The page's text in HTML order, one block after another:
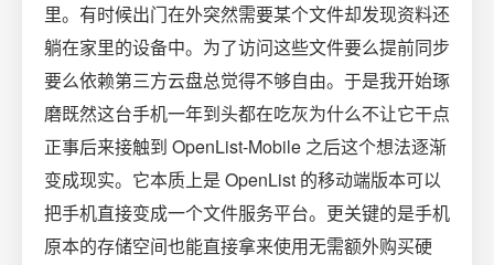
里。有时候出门在外突然需要某个文件却发现资料还
躺在家里的设备中。为了访问这些文件要么提前同步
要么依赖第三方云盘总觉得不够自由。于是我开始琢
磨既然这台手机一年到头都在吃灰为什么不让它干点
正事后来接触到 OpenList-Mobile 之后这个想法逐渐
变成现实。它本质上是 OpenList 的移动端版本可以
把手机直接变成一个文件服务平台。更关键的是手机
原本的存储空间也能直接拿来使用无需额外购买硬